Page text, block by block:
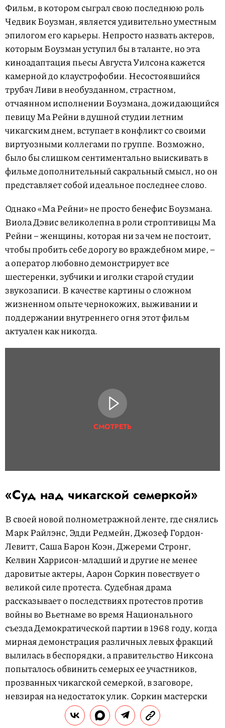
Фильм, в котором сыграл свою последнюю роль
Чедвик Боузман, является удивительно уместным
эпилогом его карьеры. Непросто назвать актеров,
которым Боузман уступил бы в таланте, но эта
киноадаптация пьесы Августа Уилсона кажется
камерной до клаустрофобии. Несостоявшийся
трубач Ливи в необузданном, страстном,
отчаянном исполнении Боузмана, дожидающийся
певицу Ма Рейни в душной студии летним
чикагским днем, вступает в конфликт со своими
виртуозными коллегами по группе. Возможно,
было бы слишком сентиментально выискивать в
фильме дополнительный сакральный смысл, но он
представляет собой идеальное последнее слово.
Однако «Ма Рейни» не просто бенефис Боузмана.
Виола Дэвис великолепна в роли строптивицы Ма
Рейни – женщины, которая ни за чем не постоит,
чтобы пробить себе дорогу во враждебном мире, –
а оператор любовно демонстрирует все
шестеренки, зубчики и иголки старой студии
звукозаписи. В качестве картины о сложном
жизненном опыте чернокожих, выживании и
поддержании внутреннего огня этот фильм
актуален как никогда.
СМОТРЕТЬ
«Суд над чикагской семеркой»
В своей новой полнометражной ленте, где снялись
Марк Райлэнс, Эдди Редмейн, Джозеф Гордон-
Левитт, Саша Барон Коэн, Джереми Стронг,
Келвин Харрисон-младший и другие не менее
даровитые актеры, Аарон Соркин повествует о
великой силе протеста. Судебная драма
рассказывает о последствиях протестов против
войны во Вьетнаме во время Национального
съезда Демократической партии в 1968 году, когда
мирная демонстрация различных левых фракций
вылилась в беспорядки, а правительство Никсона
попыталось обвинить семерых ее участников,
прозванных чикагской семеркой, в заговоре,
невзирая на недостаток улик. Соркин мастерски
пишет остроумные, провокационные диалоги,
благодаря которым фильм кажется столь живым.